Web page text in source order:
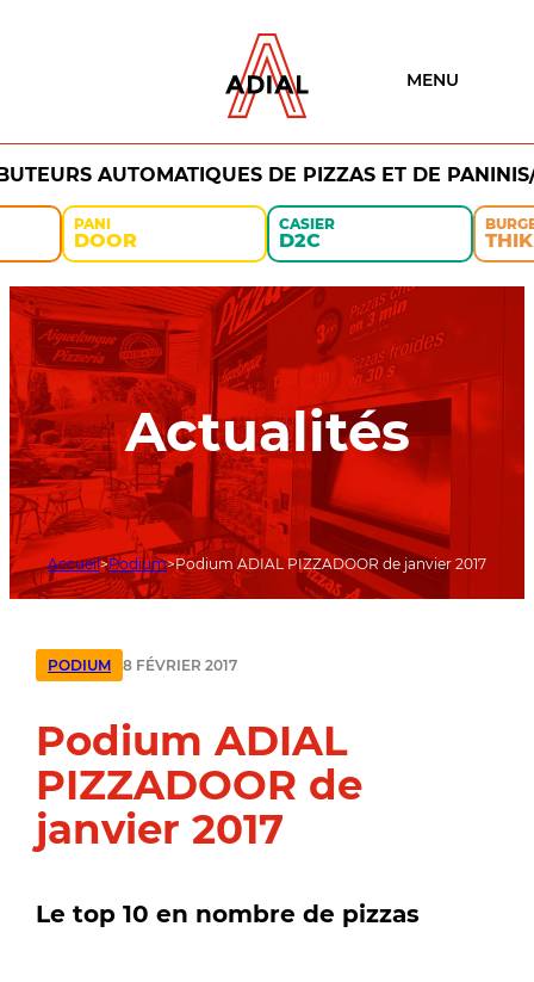
MENU
AUTOMATIQUES DE PIZZAS ET DE
PANI
DOOR
CASIER
D2C THIK
Actualités
Accueil Podium Podium ADIAL PIZZADOOR de janvier 2017
PODIUM 8 FÉVRIER 2017
Podium ADIAL
PIZZADOOR de
janvier 2017
Le top 10 en nombre de pizzas